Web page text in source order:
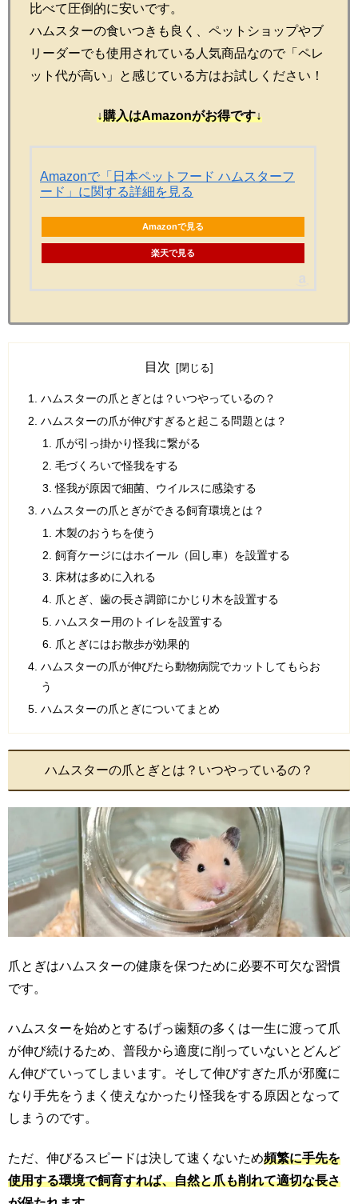
比べて圧倒的に安いです。
ハムスターの食いつきも良く、ペットショップやブ
リーダーでも使用されている人気商品なので「ペレ
ット代が高い」と感じている方はお試しください！
↓購入はAmazonがお得です↓
Amazonで「日本ペットフード ハムスターフ
ード」に関する詳細を見る
Amazonで見る
楽天で見る
目次
ハムスターの爪とぎとは？いつやっているの？
ハムスターの爪が伸びすぎると起こる問題とは？
爪が引っ掛かり怪我に繋がる
毛づくろいで怪我をする
怪我が原因で細菌、ウイルスに感染する
ハムスターの爪とぎができる飼育環境とは？
木製のおうちを使う
飼育ケージにはホイール（回し車）を設置する
床材は多めに入れる
爪とぎ、歯の長さ調節にかじり木を設置する
ハムスター用のトイレを設置する
爪とぎにはお散歩が効果的
ハムスターの爪が伸びたら動物病院でカットしてもらお
う
ハムスターの爪とぎについてまとめ
ハムスターの爪とぎとは？いつやっているの？
爪とぎはハムスターの健康を保つために必要不可欠な習慣
です。
ハムスターを始めとするげっ歯類の多くは一生に渡って爪
が伸び続けるため、普段から適度に削っていないとどんど
ん伸びていってしまいます。そして伸びすぎた爪が邪魔に
なり手先をうまく使えなかったり怪我をする原因となって
しまうのです。
ただ、伸びるスピードは決して速くないため頻繁に手先を
使用する環境で飼育すれば、自然と爪も削れて適切な長さ